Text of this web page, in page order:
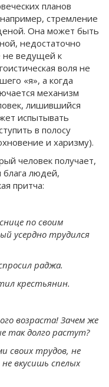
планов
стремление
Она может быть
недостаточно
не ведущей к
воля не
«я», а когда
механизм
лишившийся
испытывать
в полосу
и харизму).
человек получает,
людей,
притча:
по своим
усердно трудился
раджа.
крестьянин.
возраста! Зачем же
так долго растут?
своих трудов, не
вкусишь спелых